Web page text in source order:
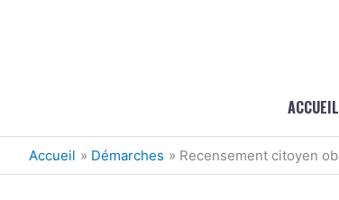
ACCUEIL
Accueil Démarches Recensement citoyen